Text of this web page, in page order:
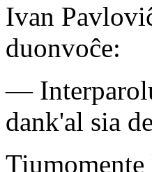
Ivan
duonvoĉe:
—
dank'al sia